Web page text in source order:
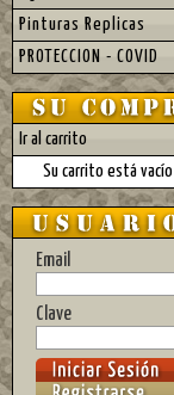
Pinturas Replicas
PROTECCION - COVID
Ir al carrito
Su carrito está vacío
Email
Clave